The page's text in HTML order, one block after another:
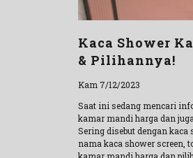
Kaca Shower
& Pilihannya!
Kam 7/12/2023
Saat ini sedang mencari
kamar mandi harga dan
Sering disebut dengan kaca
nama kaca shower screen,
kamar mandi harga dan